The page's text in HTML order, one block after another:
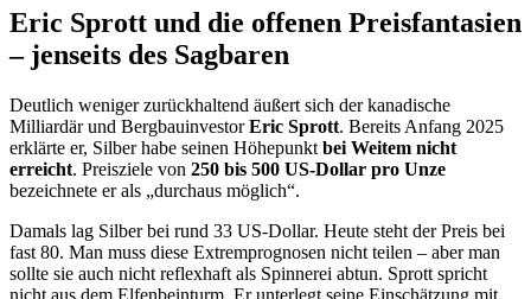
Eric Sprott und die offenen Preisfantasien
– jenseits des Sagbaren
Deutlich weniger zurückhaltend äußert sich der kanadische
Milliardär und BergbauinvestorEric Sprott. Bereits Anfang 2025
erklärte er, Silber habe seinen Höhepunkt bei Weitem nicht
erreicht. Preisziele von 250 bis 500 US-Dollar pro Unze
bezeichnete er als „durchaus möglich“.
Damals lag Silber bei rund 33 US-Dollar. Heute steht der Preis bei
fast 80. Man muss diese Extremprognosen nicht teilen – aber man
sollte sie auch nicht reflexhaft als Spinnerei abtun. Sprott spricht